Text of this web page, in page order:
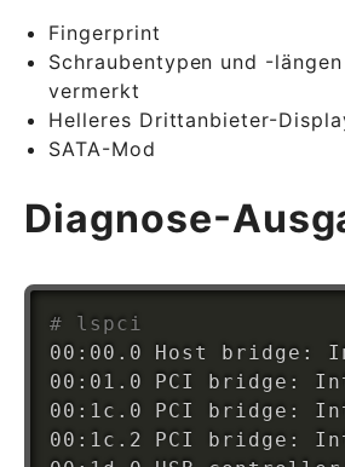
Fingerprint
Schraubentypen und -
vermerkt
Helleres Drittanbieter-
SATA-Mod
Diagnose-
# lspci
00:00.0 Host bridge:
00:01.0 PCI bridge:
00:1c.0 PCI bridge:
00:1c.2 PCI bridge: